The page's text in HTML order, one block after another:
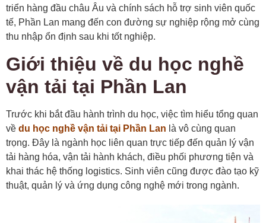
triển hàng đầu châu Âu và chính sách hỗ trợ sinh viên quốc
tế, Phần Lan mang đến con đường sự nghiệp rộng mở cùng
thu nhập ổn định sau khi tốt nghiệp.
Giới thiệu về du học nghề
vận tải tại Phần Lan
Trước khi bắt đầu hành trình du học, việc tìm hiểu tổng quan
về du học nghề vận tải tại Phần Lan là vô cùng quan
trọng. Đây là ngành học liên quan trực tiếp đến quản lý vận
tải hàng hóa, vận tải hành khách, điều phối phương tiện và
khai thác hệ thống logistics. Sinh viên cũng được đào tạo kỹ
thuật, quản lý và ứng dụng công nghệ mới trong ngành.